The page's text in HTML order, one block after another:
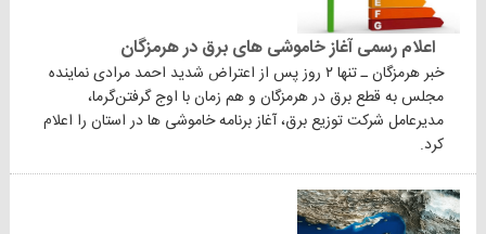
اعلام رسمی آغاز خاموشی های برق در هرمزگان
خبر هرمزگان ـ تنها ۲ روز پس از اعتراض شدید احمد مرادی نماینده
مجلس به قطع برق در هرمزگان و‌ هم زمان با اوج گرفتن‌گرما،
مدیرعامل شرکت توزیع برق، آغاز برنامه خاموشی ها در استان را اعلام
کرد.